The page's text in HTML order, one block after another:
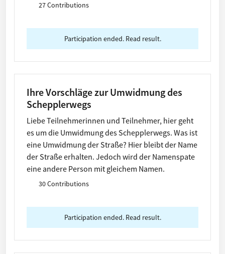
27 Contributions
Participation ended. Read result.
Ihre Vorschläge zur Umwidmung des
Schepplerwegs
Liebe Teilnehmerinnen und Teilnehmer, hier geht
es um die Umwidmung des Schepplerwegs. Was ist
eine Umwidmung der Straße? Hier bleibt der Name
der Straße erhalten. Jedoch wird der Namenspate
eine andere Person mit gleichem Namen.
30 Contributions
Participation ended. Read result.